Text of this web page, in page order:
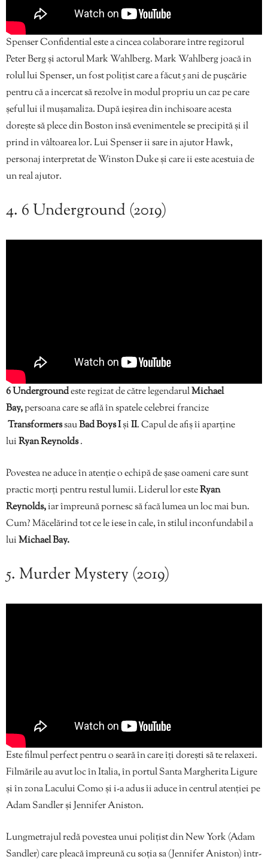
Spenser Confidential este a cincea colaborare între regizorul
Peter Berg și actorul Mark Wahlberg. Mark Wahlberg joacă in
rolul lui Spenser, un fost polițist care a făcut 5 ani de pușcărie
pentru că a incercat să rezolve în modul propriu un caz pe care
șeful lui il mușamaliza. După ieșirea din inchisoare acesta
dorește să plece din Boston insă evenimentele se precipită și il
prind in vâltoarea lor. Lui Spenser ii sare in ajutor Hawk,
personaj interpretat de Winston Duke și care ii este acestuia de
un real ajutor.
4. 6 Underground (2019)
6 Undergroundeste regizat de către legendarulMichael
Bay,persoana care se află în spatele celebrei francize
TransformerssauBad Boys IșiII. Capul de afiș îi aparține
luiRyan Reynolds.
Povestea ne aduce în atenție o echipă de șase oameni care sunt
practic morți pentru restul lumii. Liderul lor esteRyan
Reynolds,iar împreună pornesc să facă lumea un loc mai bun.
Cum? Măcelărind tot ce le iese în cale, în stilul inconfundabil a
luiMichael Bay.
5. Murder Mystery (2019)
Este filmul perfect pentru o seară în care îți dorești să te relaxezi.
Filmările au avut loc în Italia, în portul Santa Margherita Ligure
și în zona Lacului Como și i-a adus îi aduce în centrul atenției pe
Adam Sandler și Jennifer Aniston.
Lungmetrajul redă povestea unui polițist din New York (Adam
Sandler) care pleacă împreună cu soția sa (Jennifer Aniston) într-